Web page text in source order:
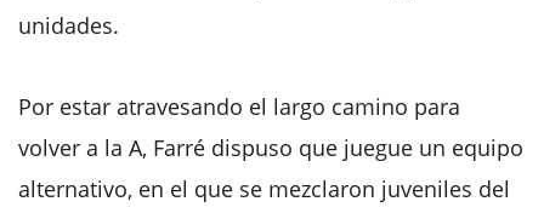
unidades.
Por estar atravesando el largo camino para
volver a la A, Farré dispuso que juegue un equipo
alternativo, en el que se mezclaron juveniles del